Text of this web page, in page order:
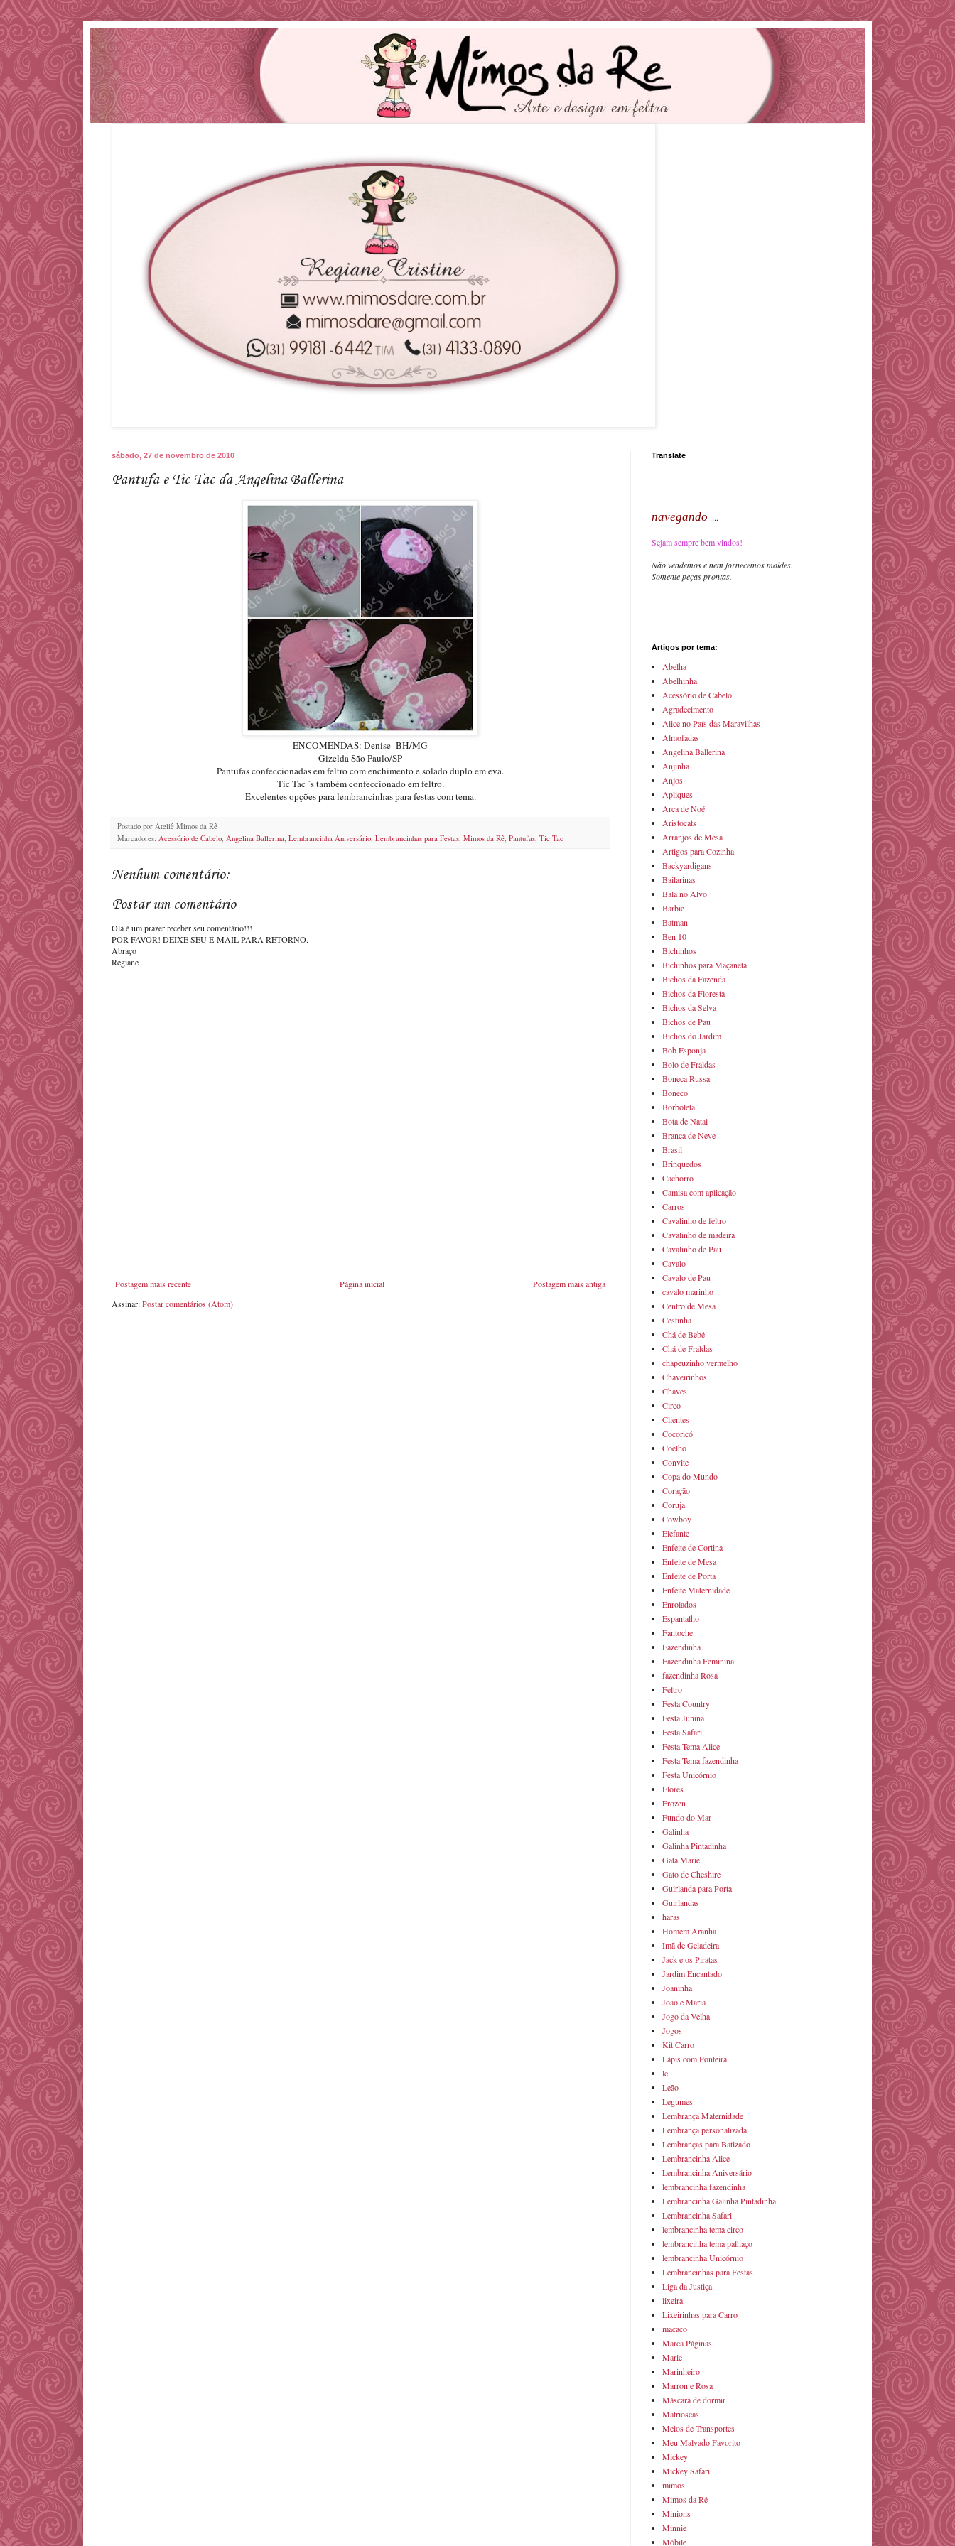
sábado, 27 de novembro de 2010
Pantufa e Tic Tac da Angelina Ballerina
ENCOMENDAS: Denise- BH/MG
Gizelda São Paulo/SP
Pantufas confeccionadas em feltro com enchimento e solado duplo em eva.
Tic Tac ´s também confeccionado em feltro.
Excelentes opções para lembrancinhas para festas com tema.
Postado por Ateliê Mimos da Rê
Marcadores: Acessório de Cabelo Angelina Ballerina Lembrancinha Aniversário Lembrancinhas para Festas Mimos da Rê Pantufas Tic Tac
Nenhum comentário:
Postar um comentário
Olá é um prazer receber seu comentário!!!
POR FAVOR! DEIXE SEU E-MAIL PARA RETORNO.
Abraço
Regiane
Postagem mais recente Postagem mais antiga
Página inicial
Assinar:Postar comentários (Atom)
Translate
navegando ....
Sejam sempre bem vindos!
Não vendemos e nem fornecemos moldes.
Somente peças prontas.
Artigos por tema:
Abelha
Abelhinha
Acessório de Cabelo
Agradecimento
Alice no País das Maravilhas
Almofadas
Angelina Ballerina
Anjinha
Anjos
Apliques
Arca de Noé
Aristocats
Arranjos de Mesa
Artigos para Cozinha
Backyardigans
Bailarinas
Bala no Alvo
Barbie
Batman
Ben 10
Bichinhos
Bichinhos para Maçaneta
Bichos da Fazenda
Bichos da Floresta
Bichos da Selva
Bichos de Pau
Bichos do Jardim
Bob Esponja
Bolo de Fraldas
Boneca Russa
Boneco
Borboleta
Bota de Natal
Branca de Neve
Brasil
Brinquedos
Cachorro
Camisa com aplicação
Carros
Cavalinho de feltro
Cavalinho de madeira
Cavalinho de Pau
Cavalo
Cavalo de Pau
cavalo marinho
Centro de Mesa
Cestinha
Chá de Bebê
Chá de Fraldas
chapeuzinho vermelho
Chaveirinhos
Chaves
Circo
Clientes
Cocoricó
Coelho
Convite
Copa do Mundo
Coração
Coruja
Cowboy
Elefante
Enfeite de Cortina
Enfeite de Mesa
Enfeite de Porta
Enfeite Maternidade
Enrolados
Espantalho
Fantoche
Fazendinha
Fazendinha Feminina
fazendinha Rosa
Feltro
Festa Country
Festa Junina
Festa Safari
Festa Tema Alice
Festa Tema fazendinha
Festa Unicórnio
Flores
Frozen
Fundo do Mar
Galinha
Galinha Pintadinha
Gata Marie
Gato de Cheshire
Guirlanda para Porta
Guirlandas
haras
Homem Aranha
Imã de Geladeira
Jack e os Piratas
Jardim Encantado
Joaninha
João e Maria
Jogo da Velha
Jogos
Kit Carro
Lápis com Ponteira
le
Leão
Legumes
Lembrança Maternidade
Lembrança personalizada
Lembranças para Batizado
Lembrancinha Alice
Lembrancinha Aniversário
lembrancinha fazendinha
Lembrancinha Galinha Pintadinha
Lembrancinha Safari
lembrancinha tema circo
lembrancinha tema palhaço
lembrancinha Unicórnio
Lembrancinhas para Festas
Liga da Justiça
lixeira
Lixeirinhas para Carro
macaco
Marca Páginas
Marie
Marinheiro
Marron e Rosa
Máscara de dormir
Matrioscas
Meios de Transportes
Meu Malvado Favorito
Mickey
Mickey Safari
mimos
Mimos da Rê
Minions
Minnie
Móbile